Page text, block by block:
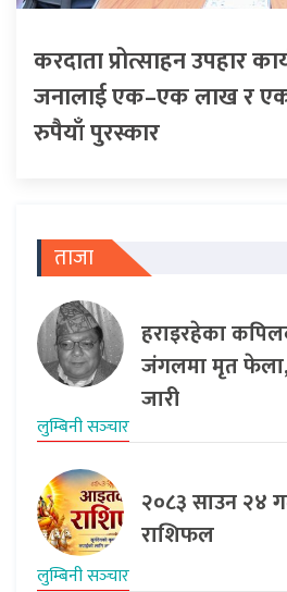
करदाता प्रोत्साहन उपहार
जनालाई एक–एक लाख र
रुपैयाँ पुरस्कार
ताजा
हराइरहेका
जंगलमा मृत
जारी
लुम्बिनी सञ्‍चार
२०८३ साउन २४
राशिफल
लुम्बिनी सञ्‍चार